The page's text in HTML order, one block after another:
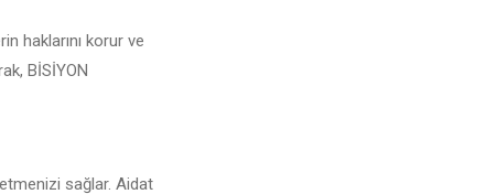
haklarını korur ve
BİSİYON
sağlar. Aidat